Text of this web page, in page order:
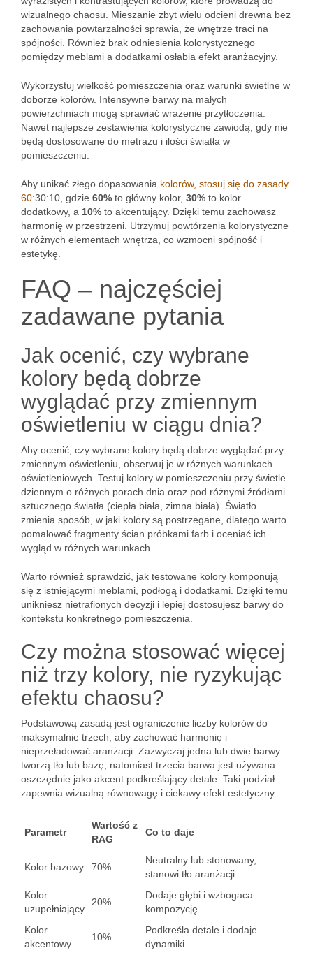
wizualnego chaosu. Mieszanie zbyt wielu odcieni drewna bez
zachowania powtarzalności sprawia, że wnętrze traci na
spójności. Również brak odniesienia kolorystycznego
pomiędzy meblami a dodatkami osłabia efekt aranżacyjny.
Wykorzystuj wielkość pomieszczenia oraz warunki świetlne w
doborze kolorów. Intensywne barwy na małych
powierzchniach mogą sprawiać wrażenie przytłoczenia.
Nawet najlepsze zestawienia kolorystyczne zawiodą, gdy nie
będą dostosowane do metrażu i ilości światła w
pomieszczeniu.
Aby unikać złego dopasowania kolorów, stosuj się do zasady
60:30:10, gdzie 60% to główny kolor, 30% to kolor
dodatkowy, a 10% to akcentujący. Dzięki temu zachowasz
harmonię w przestrzeni. Utrzymuj powtórzenia kolorystyczne
w różnych elementach wnętrza, co wzmocni spójność i
estetykę.
FAQ – najczęściej
zadawane pytania
Jak ocenić, czy wybrane
kolory będą dobrze
wyglądać przy zmiennym
oświetleniu w ciągu dnia?
Aby ocenić, czy wybrane kolory będą dobrze wyglądać przy
zmiennym oświetleniu, obserwuj je w różnych warunkach
oświetleniowych. Testuj kolory w pomieszczeniu przy świetle
dziennym o różnych porach dnia oraz pod różnymi źródłami
sztucznego światła (ciepła biała, zimna biała). Światło
zmienia sposób, w jaki kolory są postrzegane, dlatego warto
pomalować fragmenty ścian próbkami farb i oceniać ich
wygląd w różnych warunkach.
Warto również sprawdzić, jak testowane kolory komponują
się z istniejącymi meblami, podłogą i dodatkami. Dzięki temu
unikniesz nietrafionych decyzji i lepiej dostosujesz barwy do
kontekstu konkretnego pomieszczenia.
Czy można stosować więcej
niż trzy kolory, nie ryzykując
efektu chaosu?
Podstawową zasadą jest ograniczenie liczby kolorów do
maksymalnie trzech, aby zachować harmonię i
nieprzeładować aranżacji. Zazwyczaj jedna lub dwie barwy
tworzą tło lub bazę, natomiast trzecia barwa jest używana
oszczędnie jako akcent podkreślający detale. Taki podział
zapewnia wizualną równowagę i ciekawy efekt estetyczny.
Parametr
Wartość z
RAG
Co to daje
Kolor bazowy 70%
Neutralny lub stonowany,
stanowi tło aranżacji.
Kolor
uzupełniający
20%
Dodaje głębi i wzbogaca
kompozycję.
Kolor
akcentowy
10%
Podkreśla detale i dodaje
dynamiki.